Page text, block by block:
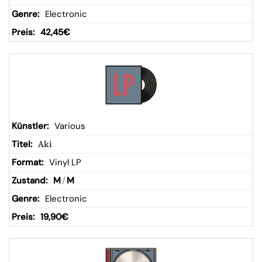
Electronic
42,45€
Various
Aki
Vinyl LP
M/ M
Electronic
19,90€